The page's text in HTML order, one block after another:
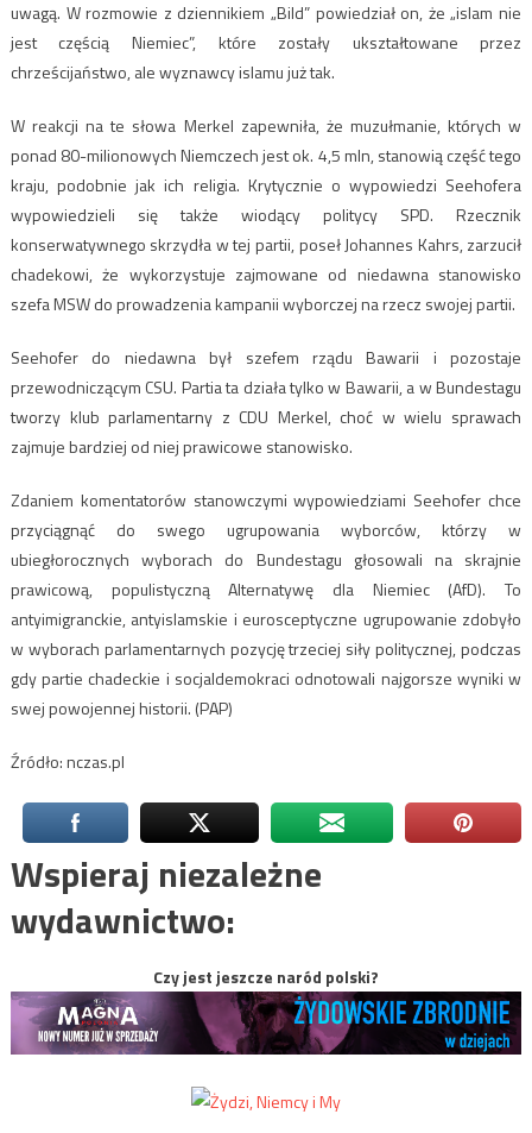
uwagą. W rozmowie z dziennikiem „Bild” powiedział on, że „islam nie
jest częścią Niemiec”, które zostały ukształtowane przez
chrześcijaństwo, ale wyznawcy islamu już tak.
W reakcji na te słowa Merkel zapewniła, że muzułmanie, których w
ponad 80-milionowych Niemczech jest ok. 4,5 mln, stanowią część tego
kraju, podobnie jak ich religia. Krytycznie o wypowiedzi Seehofera
wypowiedzieli się także wiodący politycy SPD. Rzecznik
konserwatywnego skrzydła w tej partii, poseł Johannes Kahrs, zarzucił
chadekowi, że wykorzystuje zajmowane od niedawna stanowisko
szefa MSW do prowadzenia kampanii wyborczej na rzecz swojej partii.
Seehofer do niedawna był szefem rządu Bawarii i pozostaje
przewodniczącym CSU. Partia ta działa tylko w Bawarii, a w Bundestagu
tworzy klub parlamentarny z CDU Merkel, choć w wielu sprawach
zajmuje bardziej od niej prawicowe stanowisko.
Zdaniem komentatorów stanowczymi wypowiedziami Seehofer chce
przyciągnąć do swego ugrupowania wyborców, którzy w
ubiegłorocznych wyborach do Bundestagu głosowali na skrajnie
prawicową, populistyczną Alternatywę dla Niemiec (AfD). To
antyimigranckie, antyislamskie i eurosceptyczne ugrupowanie zdobyło
w wyborach parlamentarnych pozycję trzeciej siły politycznej, podczas
gdy partie chadeckie i socjaldemokraci odnotowali najgorsze wyniki w
swej powojennej historii. (PAP)
Źródło: nczas.pl
Wspieraj niezależne
wydawnictwo:
Czy jest jeszcze naród polski?